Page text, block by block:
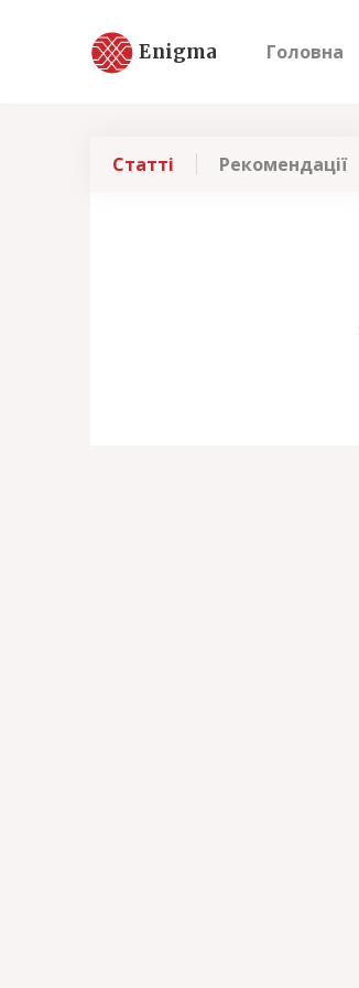
Enigma Головна
Статті Рекомендації